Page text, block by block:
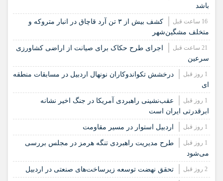
باشد
کشف بیش از ۳ تن آرد قاچاق در انبار متروکه و
متخلف مشگین‌شهر
اجرای طرح حکاک برای صیانت از اراضی کشاورزی
سرعین
درخشش تکواندوکاران نونهال اردبیل در مسابقات منطقه
ای
عقب‌نشینی راهبردی آمریکا در جنگ اخیر نشانه
ابرقدرتی ایران است
اردبیل استوار در مسیر مقاومت
طرح مدیریت راهبردی تنگه هرمز در مجلس بررسی
می‌شود
تحقق نهضت توسعه زیرساخت‌های صنعتی در اردبیل